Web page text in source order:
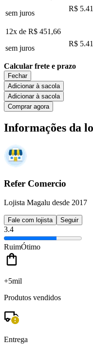
sem juros
R$
12x de R$ 451,66
sem juros
R$
Calcular frete e prazo
Fechar
Adicionar à sacola
Adicionar à sacola
Comprar agora
Informações da
Refer Comercio
Lojista Magalu desde 2017
Fale com lojista Seguir
3.4
RuimÓtimo
+5mil
Produtos vendidos
Entrega